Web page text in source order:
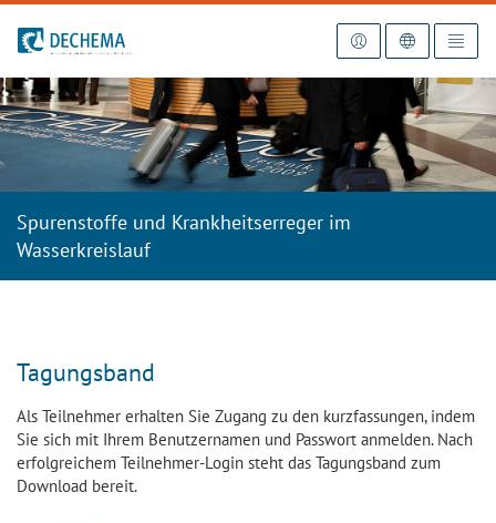
Zur Startseite
Spurenstoffe und Krankheitserreger im
Wasserkreislauf
Tagungsband
Als Teilnehmer erhalten Sie Zugang zu den kurzfassungen, indem
Sie sich mit Ihrem Benutzernamen und Passwort anmelden. Nach
erfolgreichem Teilnehmer-Login steht das Tagungsband zum
Download bereit.